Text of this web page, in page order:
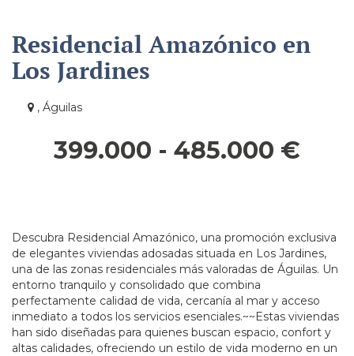
Residencial Amazónico en
Los Jardines
, Águilas
399.000 - 485.000 €
Descubra Residencial Amazónico, una promoción exclusiva
de elegantes viviendas adosadas situada en Los Jardines,
una de las zonas residenciales más valoradas de Águilas. Un
entorno tranquilo y consolidado que combina
perfectamente calidad de vida, cercanía al mar y acceso
inmediato a todos los servicios esenciales.~~Estas viviendas
han sido diseñadas para quienes buscan espacio, confort y
altas calidades, ofreciendo un estilo de vida moderno en un